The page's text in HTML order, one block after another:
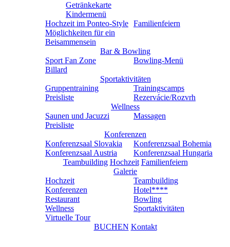
Getränkekarte
Kindermenü
Hochzeit im Ponteo-Style Familienfeiern
Möglichkeiten für ein
Beisammensein
Bar & Bowling
Sport Fan Zone
Bowling-Menü
Billard
Sportaktivitäten
Gruppentraining
Trainingscamps
Preisliste
Rezervácie/Rozvrh
Wellness
Saunen und Jacuzzi
Massagen
Preisliste
Konferenzen
Konferenzsaal Slovakia
Konferenzsaal Bohemia
Konferenzsaal Austria
Konferenzsaal Hungaria
Teambuilding Hochzeit Familienfeiern
Galerie
Hochzeit
Teambuilding
Konferenzen
Hotel****
Restaurant
Bowling
Wellness
Sportaktivitäten
Virtuelle Tour
BUCHEN Kontakt